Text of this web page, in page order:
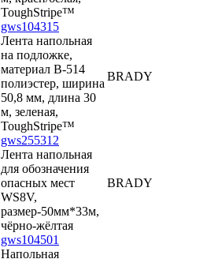
ToughStripe™
gws104315
Лента напольная
на подложке,
материал В-514
полиэстер, ширина
50,8 мм, длина 30
м, зеленая,
ToughStripe™
BRADY
gws255312
Лента напольная
для обозначения
опасных мест
WS8V,
размер-50мм*33м,
чёрно-жёлтая
BRADY
gws104501
Напольная